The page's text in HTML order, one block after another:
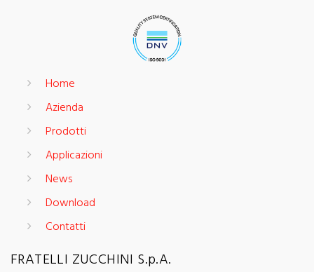
Home
Azienda
Prodotti
Applicazioni
News
Download
Contatti
FRATELLI ZUCCHINI S.p.A.